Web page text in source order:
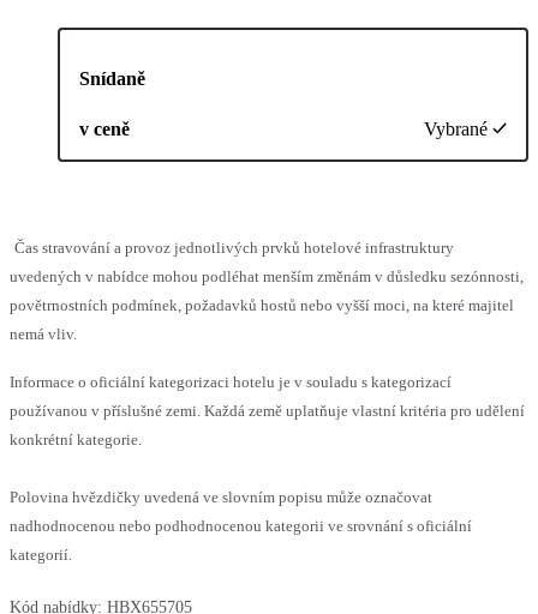
Snídaně
v ceně Vybrané
Čas stravování a provoz jednotlivých prvků hotelové infrastruktury
uvedených v nabídce mohou podléhat menším změnám v důsledku sezónnosti,
povětrnostních podmínek, požadavků hostů nebo vyšší moci, na které majitel
nemá vliv.
Informace o oficiální kategorizaci hotelu je v souladu s kategorizací
používanou v příslušné zemi. Každá země uplatňuje vlastní kritéria pro udělení
konkrétní kategorie.
Polovina hvězdičky uvedená ve slovním popisu může označovat
nadhodnocenou nebo podhodnocenou kategorii ve srovnání s oficiální
kategorií.
Kód nabídky: HBX655705